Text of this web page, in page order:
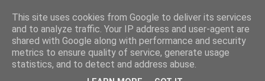
This site uses cookies from Google to deliver its services
and to analyze traffic. Your IP address and user-agent are
shared with Google along with performance and security
metrics to ensure quality of service, generate usage
statistics, and to detect and address abuse.